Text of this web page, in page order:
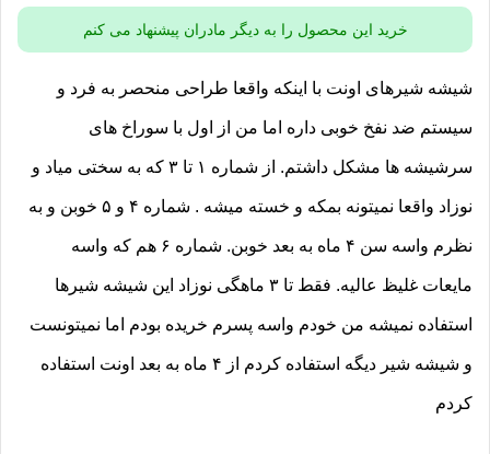
خرید این محصول را به دیگر مادران پیشنهاد می کنم
شیشه شیرهای اونت با اینکه واقعا طراحی منحصر به فرد و
سیستم ضد نفخ خوبی داره اما من از اول با سوراخ های
سرشیشه ها مشکل داشتم. از شماره ۱ تا ۳ که به سختی میاد و
نوزاد واقعا نمیتونه بمکه و خسته میشه . شماره ۴ و ۵‌ خوبن و به
نظرم واسه سن ۴ ماه به بعد خوبن. شماره ۶ هم که واسه
مایعات غلیظ عالیه. فقط تا ۳ ماهگی نوزاد این شیشه شیرها
استفاده نمیشه من خودم واسه پسرم خریده بودم اما نمیتونست
و شیشه شیر دیگه استفاده کردم از ۴ ماه به بعد اونت استفاده
کردم